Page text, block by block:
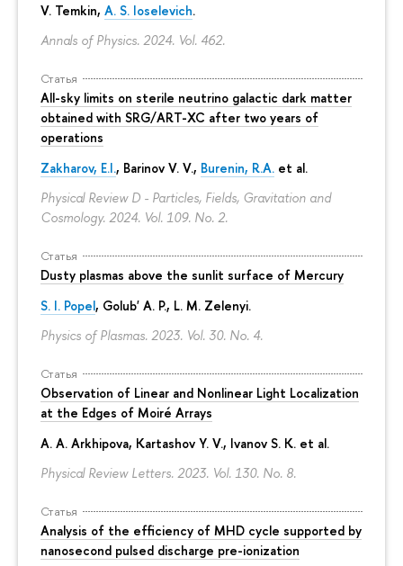
V. Temkin, A. S. Ioselevich.
Annals of Physics. 2024. Vol. 462.
Статья
All-sky limits on sterile neutrino galactic dark matter
obtained with SRG/ART-XC after two years of
operations
Zakharov, E.I., Barinov V. V., Burenin, R.A. et al.
Physical Review D - Particles, Fields, Gravitation and
Cosmology. 2024. Vol. 109. No. 2.
Статья
Dusty plasmas above the sunlit surface of Mercury
S. I. Popel, Golub' A. P., L. M. Zelenyi.
Physics of Plasmas. 2023. Vol. 30. No. 4.
Статья
Observation of Linear and Nonlinear Light Localization
at the Edges of Moiré Arrays
A. A. Arkhipova, Kartashov Y. V., Ivanov S. K. et al.
Physical Review Letters. 2023. Vol. 130. No. 8.
Статья
Analysis of the efficiency of MHD cycle supported by
nanosecond pulsed discharge pre-ionization